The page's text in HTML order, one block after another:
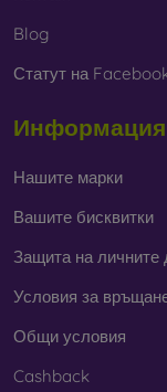
защитни стъкла,
модел на вашия
FOONще
Blog
Статут на
Информация
Нашите марки
Вашите бисквитки
Защита на личните
Условия за
Общи условия
Cashback